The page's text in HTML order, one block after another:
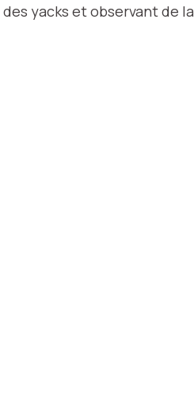
yacks et observant de la